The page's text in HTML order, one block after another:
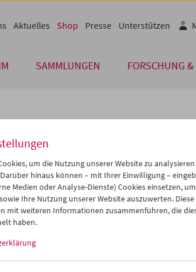
SAMMLUNGEN FORSCHUNG
Aktuelles Shop Presse Unterstützen
Preis: EUR 12,00
Zur Retrospektive
Herzen der Welt"
umfangreiche
und Essays von
Jekaterina und
und Georg Warning.
um die Nutzung unserer Website zu
hinaus können – mit Ihrer Einwilligung –
Medien oder Analyse-Dienste) Cookies einsetzen,
Ihre Nutzung unserer Website auszuwerten.
mit weiteren Informationen zusammenführen, die
haben.